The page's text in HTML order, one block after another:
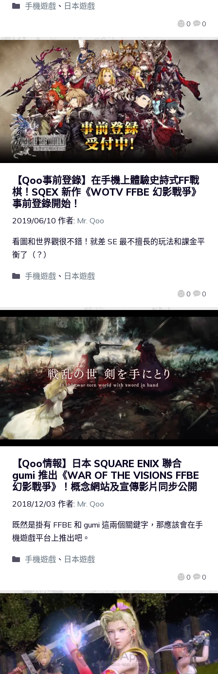
0 0
手機遊戲、 日本遊戲
【Qoo事前登錄】在手機上體驗史詩式FF戰
棋！SQEX 新作《WOTV FFBE 幻影戰爭》
事前登錄開始！
2019/06/10 作者: Mr. Qoo
0 0
看圖和世界觀很不錯！就差 SE 最不擅長的玩法和課金平
衡了（？）
手機遊戲、 日本遊戲
【Qoo情報】日本 SQUARE ENIX 聯合
gumi 推出《WAR OF THE VISIONS FFBE
幻影戰爭》！概念網站及宣傳影片同步公開
2018/12/03 作者: Mr. Qoo
0 0
既然是掛有 FFBE 和 gumi 這兩個關鍵字，那應該會在手
機遊戲平台上推出吧。
手機遊戲、 日本遊戲